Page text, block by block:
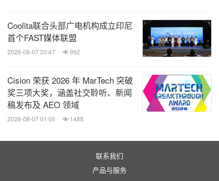
海量研发投入支持制造业强市
从PCT申请数量来看，一线城市全国占比52.7%，准
一线城市17.2%，二线城市22.9%，三线城市3.8%。
全国PCT申请数量排名前3位的城市分别是深圳、北
京、上海。二线城市东莞、宁德、佛山在同排名中分
Coolita联合头部广电机构成立印尼
首个FAST媒体联盟
2026-08-07 20:47 992
Cision 荣获 2026 年 MarTech 突破
奖三项大奖，涵盖社交聆听、新闻
稿发布及 AEO 领域
2026-08-07 01:00 1488
联系我们
产品与服务